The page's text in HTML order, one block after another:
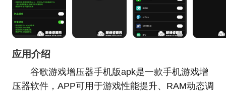
应用介绍
谷歌游戏增压器手机版apk是一款手机游戏增
压器软件，APP可用于游戏性能提升、RAM动态调